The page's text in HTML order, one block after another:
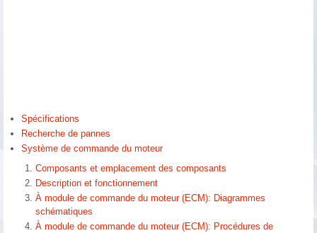
Spécifications
Recherche de pannes
Système de commande du moteur
Composants et emplacement des composants
Description et fonctionnement
À module de commande du moteur (ECM): Diagrammes
schématiques
À module de commande du moteur (ECM): Procédures de